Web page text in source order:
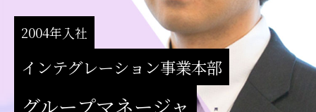
2004年入社
インテグレーション事業本部
グループマネージャ